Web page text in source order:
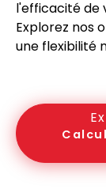
l'efficacité de
Explorez nos
une flexibilité